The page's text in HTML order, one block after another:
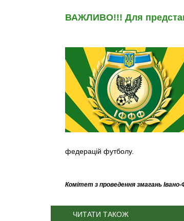
ВАЖЛИВО!!! Для
федерацій футболу.
Комітет з проведення змагань Івано-
ЧИТАТИ ТАКОЖ